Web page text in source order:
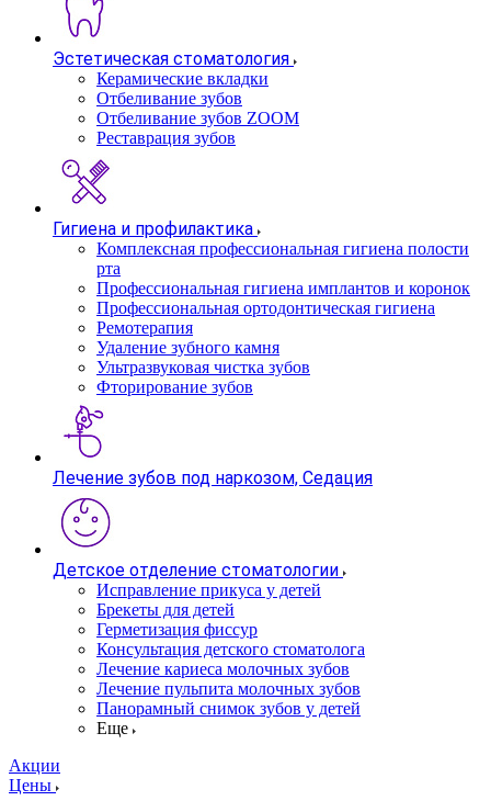
Эстетическая стоматология
Керамические вкладки
Отбеливание зубов
Отбеливание зубов ZOOM
Реставрация зубов
Гигиена и профилактика
Комплексная профессиональная гигиена полости
рта
Профессиональная гигиена имплантов и коронок
Профессиональная ортодонтическая гигиена
Ремотерапия
Удаление зубного камня
Ультразвуковая чистка зубов
Фторирование зубов
Лечение зубов под наркозом, Седация
Детское отделение стоматологии
Исправление прикуса у детей
Брекеты для детей
Герметизация фиссур
Консультация детского стоматолога
Лечение кариеса молочных зубов
Лечение пульпита молочных зубов
Панорамный снимок зубов у детей
Еще
Акции
Цены